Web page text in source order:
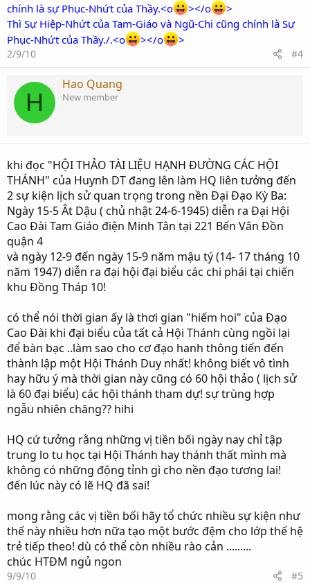
chính là sự Phục-Nhứt của Thầy.<o
></o
>
Thì Sự Hiệp-Nhứt của Tam-Giáo và Ngũ-Chi cũng chính là Sự
Phục-Nhứt của Thầy./.<o
></o >
2/9/10 #4
H
Hao Quang
New member
khi đọc "HỘI THẢO TÀI LIỆU HẠNH ĐƯỜNG CÁC HỘI
THÁNH" của Huynh DT đang lên làm HQ liên tưởng đến
2 sự kiện lịch sử quan trọng trong nền Đại Đạo Kỳ Ba:
Ngày 15-5 Ât Dậu ( chủ nhật 24-6-1945) diễn ra Đại Hội
Cao Đài Tam Giáo điện Minh Tân tại 221 Bến Vân Đồn
quận 4
và ngày 12-9 đến ngày 15-9 năm mậu tý (14- 17 tháng 10
năm 1947) diễn ra đại hội đại biểu các chi phái tại chiến
khu Đồng Tháp 10!
có thể nói thời gian ấy là thơi gian "hiếm hoi" của Đạo
Cao Đài khi đại biểu của tất cả Hội Thánh cùng ngồi lại
để bàn bạc ..làm sao cho cơ đạo hanh thông tiến đến
thành lập một Hội Thánh Duy nhất! không biết vô tình
hay hữu ý mà thời gian này cũng có 60 hội thảo ( lịch sử
là 60 đại biểu) các hội thánh tham dự! sự trùng hợp
ngẫu nhiên chăng?? hihi
HQ cứ tưởng rằng những vị tiền bối ngày nay chỉ tập
trung lo tu học tại Hội Thánh hay thánh thất mình mà
không có những động tỉnh gì cho nền đạo tương lai!
đến lúc này có lẽ HQ đã sai!
mong rằng các vị tiền bối hãy tổ chức nhiều sự kiện như
thế này nhiều hơn nữa tạo một bước đệm cho lớp thế hệ
trẻ tiếp theo! dù có thể còn nhiều rào cản .........
chúc HTĐM ngủ ngon
9/9/10 #5